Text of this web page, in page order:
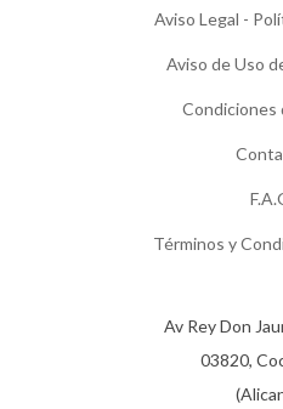
Aviso Legal -
Aviso de Uso
Condiciones
Términos y
Av Rey Don
03820,